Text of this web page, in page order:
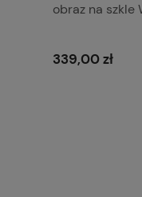
obraz na szkle
339,00 zł